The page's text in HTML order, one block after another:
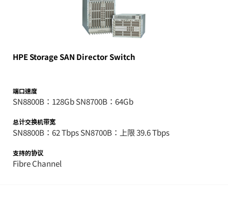
HPE Storage SAN Director Switch
端口速度
SN8800B：128Gb SN8700B：64Gb
总计交换机带宽
SN8800B：62 Tbps SN8700B：上限 39.6 Tbps
支持的协议
Fibre Channel